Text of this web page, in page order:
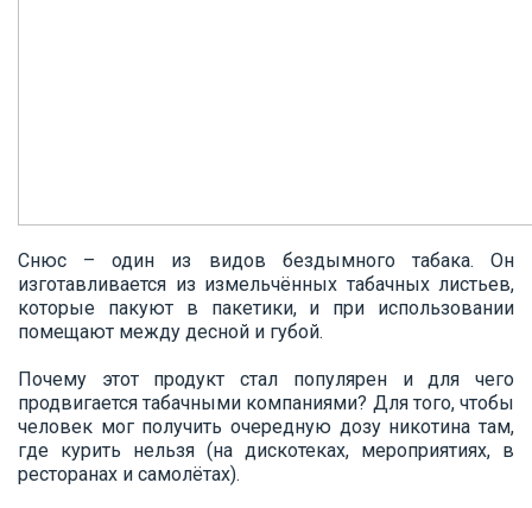
Снюс – один из видов бездымного табака. Он
изготавливается из измельчённых табачных листьев,
которые пакуют в пакетики, и при использовании
помещают между десной и губой.
Почему этот продукт стал популярен и для чего
продвигается табачными компаниями? Для того, чтобы
человек мог получить очередную дозу никотина там,
где курить нельзя (на дискотеках, мероприятиях, в
ресторанах и самолётах).